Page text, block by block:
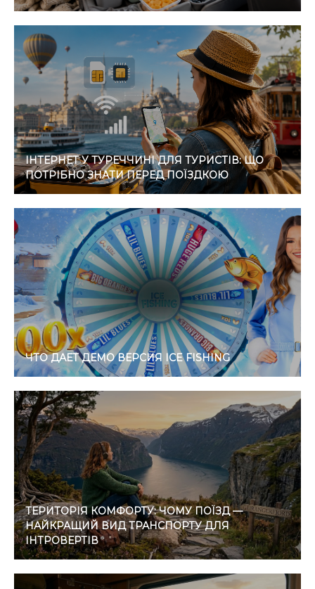
ІНТЕРНЕТ У ТУРЕЧЧИНІ ДЛЯ ТУРИСТІВ: ЩО
ПОТРІБНО ЗНАТИ ПЕРЕД ПОЇЗДКОЮ
ЧТО ДАЕТ ДЕМО ВЕРСИЯ ICE FISHING
ТЕРИТОРІЯ КОМФОРТУ: ЧОМУ ПОЇЗД —
НАЙКРАЩИЙ ВИД ТРАНСПОРТУ ДЛЯ
ІНТРОВЕРТІВ